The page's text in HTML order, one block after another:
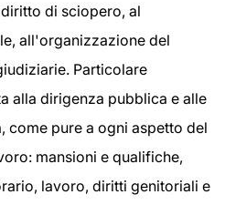
di sciopero, al
all'organizzazione del
Particolare
alla dirigenza pubblica e alle
come pure a ogni aspetto del
mansioni e qualifiche,
lavoro, diritti genitoriali e